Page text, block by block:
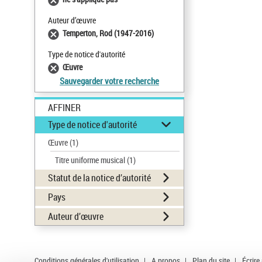
Auteur d’œuvre
Temperton, Rod (1947-2016)
Type de notice d'autorité
Œuvre
Sauvegarder votre recherche
AFFINER
Type de notice d'autorité
Œuvre(1)
Titre uniforme musical(1)
Statut de la notice d’autorité
Pays
Auteur d’œuvre